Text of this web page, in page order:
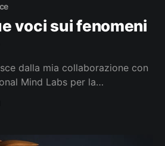
voci sui fenomeni
dalla mia collaborazione con
Mind Labs per la
con le cuffie Emotiv
“Che cos’è un’emozione?”.